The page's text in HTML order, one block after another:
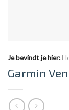
Je bevindt je hier:
Garmin